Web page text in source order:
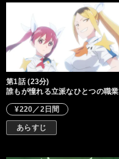
第1話 (23分)
誰もが憧れる立派なひとつの職業
¥220／2日間
あらすじ